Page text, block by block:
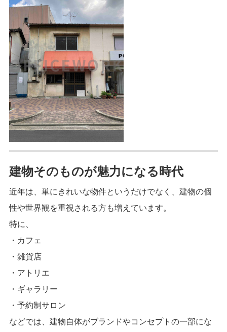
建物そのものが魅力になる時代
近年は、単にきれいな物件というだけでなく、建物の個
性や世界観を重視される方も増えています。
特に、
・カフェ
・雑貨店
・アトリエ
・ギャラリー
・予約制サロン
などでは、建物自体がブランドやコンセプトの一部にな